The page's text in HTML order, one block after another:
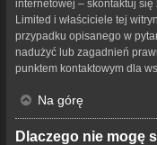
internetowej – skontaktuj
Limited i właściciele tej
przypadku opisanego w
nadużyć lub zagadnień
punktem kontaktowym dla
Na górę
Dlaczego nie mogę